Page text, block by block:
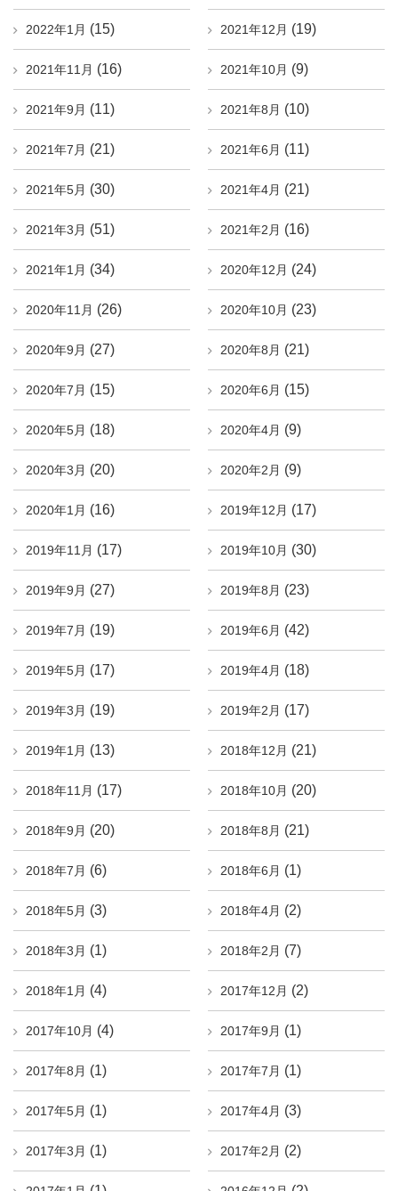
2022年1月 (15) 2021年12月 (19)
2021年11月 (16) 2021年10月 (9)
2021年9月 (11) 2021年8月 (10)
2021年7月 (21) 2021年6月 (11)
2021年5月 (30) 2021年4月 (21)
2021年3月 (51) 2021年2月 (16)
2021年1月 (34) 2020年12月 (24)
2020年11月 (26) 2020年10月 (23)
2020年9月 (27) 2020年8月 (21)
2020年7月 (15) 2020年6月 (15)
2020年5月 (18) 2020年4月 (9)
2020年3月 (20) 2020年2月 (9)
2020年1月 (16) 2019年12月 (17)
2019年11月 (17) 2019年10月 (30)
2019年9月 (27) 2019年8月 (23)
2019年7月 (19) 2019年6月 (42)
2019年5月 (17) 2019年4月 (18)
2019年3月 (19) 2019年2月 (17)
2019年1月 (13) 2018年12月 (21)
2018年11月 (17) 2018年10月 (20)
2018年9月 (20) 2018年8月 (21)
2018年7月 (6) 2018年6月 (1)
2018年5月 (3) 2018年4月 (2)
2018年3月 (1) 2018年2月 (7)
2018年1月 (4) 2017年12月 (2)
2017年10月 (4) 2017年9月 (1)
2017年8月 (1) 2017年7月 (1)
2017年5月 (1) 2017年4月 (3)
2017年3月 (1) 2017年2月 (2)